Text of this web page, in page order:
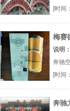
厂（
[时间
梅赛
说明：
奔驰
总成
[时间
奔驰